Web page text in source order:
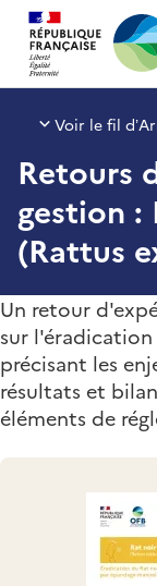
Voir le fil
Retours
gestion :
(Rattus
Un retour
sur
précisant les
résultats et
éléments de
Panneau de gestion